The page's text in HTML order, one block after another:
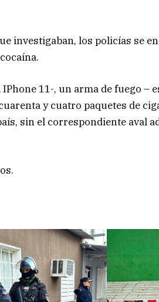
investigaban, los policías se
11-, un arma de fuego –
y cuatro paquetes de
sin el correspondiente aval